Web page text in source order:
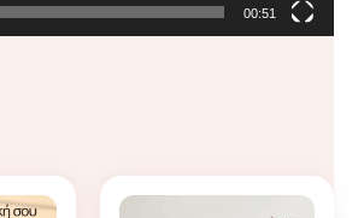
00:51